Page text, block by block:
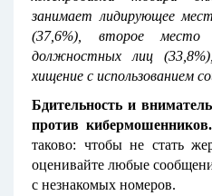
занимает лидирующее
(37,6%), второе
должностных лиц
хищение с использованием
Бдительность и
против кибермошенников.
таково: чтобы не стать
оценивайте любые
с незнакомых номеров.